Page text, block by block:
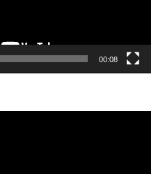
00:08